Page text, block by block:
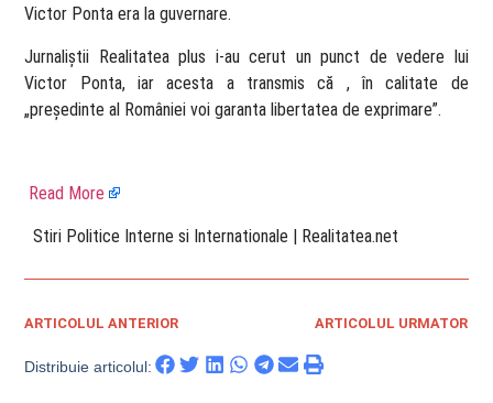
Victor Ponta era la guvernare.
Jurnaliștii Realitatea plus i-au cerut un punct de vedere lui
Victor Ponta, iar acesta a transmis că , în calitate de
„președinte al României voi garanta libertatea de exprimare”.
Read More
​ Stiri Politice Interne si Internationale | Realitatea.net
ARTICOLUL ANTERIOR ARTICOLUL URMATOR
Distribuie articolul: